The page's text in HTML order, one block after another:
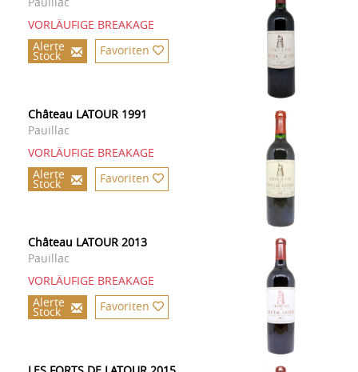
VORLÄUFIGE BREAKAGE
Alerte
Stock Favoriten
Château LATOUR 1991
Pauillac
VORLÄUFIGE BREAKAGE
Alerte
Stock Favoriten
Château LATOUR 2013
Pauillac
VORLÄUFIGE BREAKAGE
Alerte
Stock Favoriten